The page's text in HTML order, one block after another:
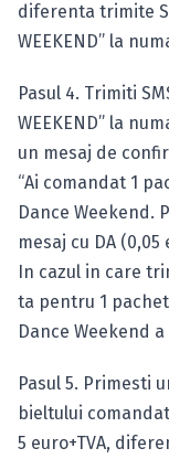
diferenta trimite
WEEKEND” la
Pasul 4. Trimiti
WEEKEND” la
un mesaj de
“Ai comandat 1
Dance Weekend.
mesaj cu DA
In cazul in care
ta pentru 1
Dance Weekend
Pasul 5. Primesti
bieltului
5 euro+TVA,